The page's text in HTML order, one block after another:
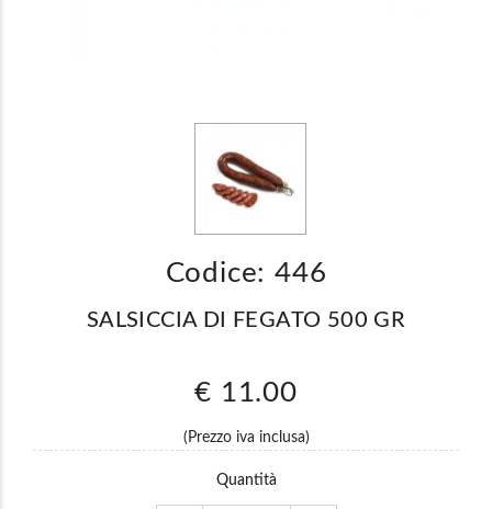
Codice: 446
SALSICCIA DI FEGATO 500 GR
€ 11.00
(Prezzo iva inclusa)
Quantità